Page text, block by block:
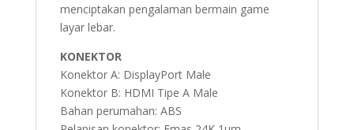
menciptakan pengalaman bermain game
layar lebar.
KONEKTOR
Konektor A: DisplayPort Male
Konektor B: HDMI Tipe A Male
Bahan perumahan: ABS